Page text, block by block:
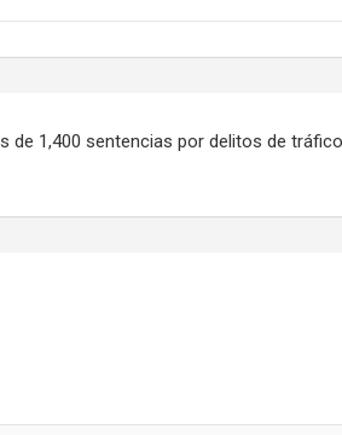
de 1,400 sentencias por delitos de